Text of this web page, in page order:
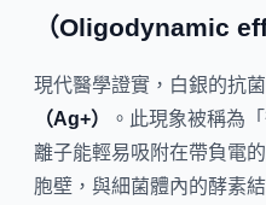
（Oligodynamic
現代醫學證實，白銀的抗
（Ag+）
。此現象被稱為
離子能輕易吸附在帶負電
胞壁，與細菌體內的酵素